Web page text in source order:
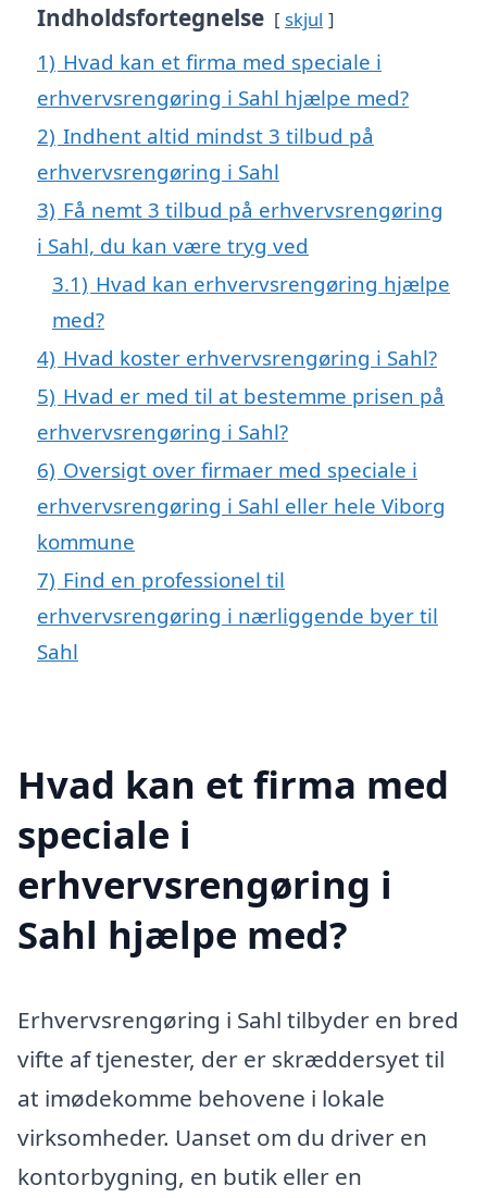
Indholdsfortegnelse skjul
1) Hvad kan et firma med speciale i
erhvervsrengøring i Sahl hjælpe med?
2) Indhent altid mindst 3 tilbud på
erhvervsrengøring i Sahl
3) Få nemt 3 tilbud på erhvervsrengøring
i Sahl, du kan være tryg ved
3.1) Hvad kan erhvervsrengøring hjælpe
med?
4) Hvad koster erhvervsrengøring i Sahl?
5) Hvad er med til at bestemme prisen på
erhvervsrengøring i Sahl?
6) Oversigt over firmaer med speciale i
erhvervsrengøring i Sahl eller hele Viborg
kommune
7) Find en professionel til
erhvervsrengøring i nærliggende byer til
Sahl
Hvad kan et firma med
speciale i
erhvervsrengøring i
Sahl hjælpe med?
Erhvervsrengøring i Sahl tilbyder en bred
vifte af tjenester, der er skræddersyet til
at imødekomme behovene i lokale
virksomheder. Uanset om du driver en
kontorbygning, en butik eller en